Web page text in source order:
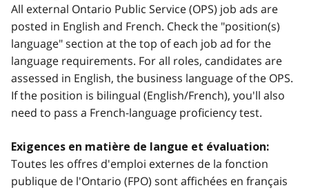
All external Ontario Public Service (OPS) job ads are
posted in English and French. Check the "position(s)
language" section at the top of each job ad for the
language requirements. For all roles, candidates are
assessed in English, the business language of the OPS.
If the position is bilingual (English/French), you'll also
need to pass a French-language proficiency test.
Exigences en matière de langue et évaluation:
Toutes les offres d'emploi externes de la fonction
publique de l'Ontario (FPO) sont affichées en français